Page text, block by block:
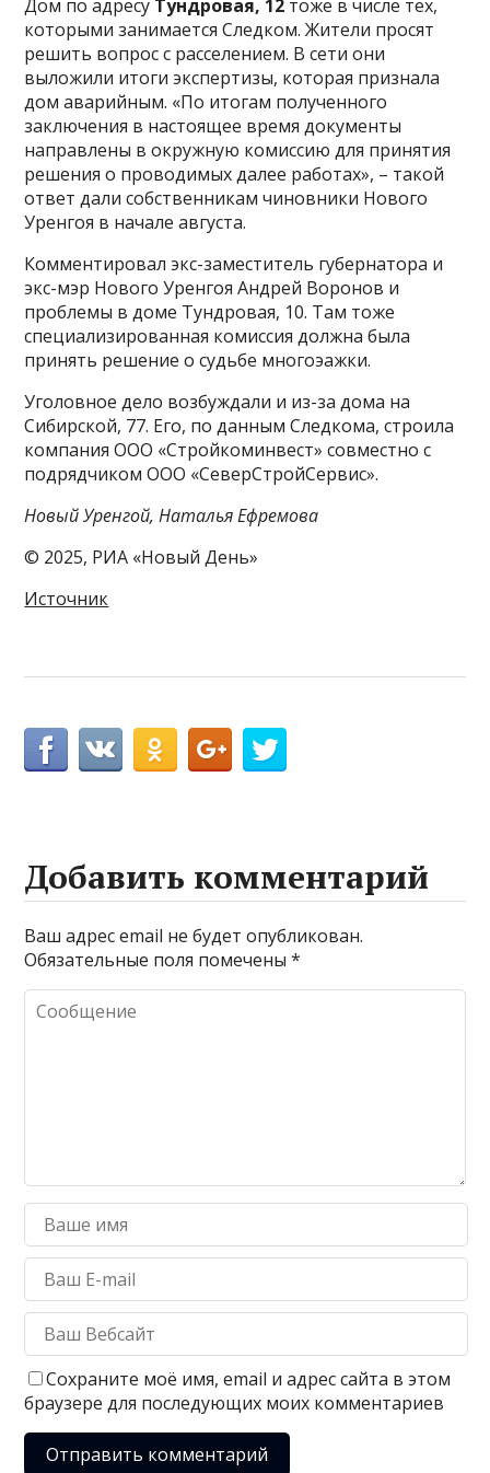
Дом по адресу Тундровая, 12 тоже в числе тех,
которыми занимается Следком. Жители просят
решить вопрос с расселением. В сети они
выложили итоги экспертизы, которая признала
дом аварийным. «По итогам полученного
заключения в настоящее время документы
направлены в окружную комиссию для принятия
решения о проводимых далее работах», – такой
ответ дали собственникам чиновники Нового
Уренгоя в начале августа.
Комментировал экс-заместитель губернатора и
экс-мэр Нового Уренгоя Андрей Воронов и
проблемы в доме Тундровая, 10. Там тоже
специализированная комиссия должна была
принять решение о судьбе многоэажки.
Уголовное дело возбуждали и из-за дома на
Сибирской, 77. Его, по данным Следкома, строила
компания ООО «Стройкоминвест» совместно с
подрядчиком ООО «СеверСтройСервис».
Новый Уренгой, Наталья Ефремова
© 2025, РИА «Новый День»
Источник
Добавить комментарий
Ваш адрес email не будет опубликован.
Обязательные поля помечены*
Сохраните моё имя, email и адрес сайта в этом
браузере для последующих моих комментариев